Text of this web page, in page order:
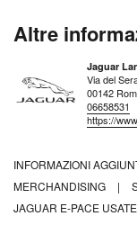
Altre
Jaguar
Via del
00142
06658531
https://
INFORMAZIONI
MERCHANDISING
|
JAGUAR E-PACE USATE